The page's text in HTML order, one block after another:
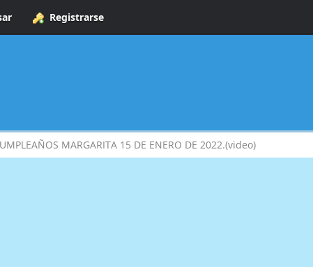
Registrarse
MARGARITA 15 DE ENERO DE 2022.(video)